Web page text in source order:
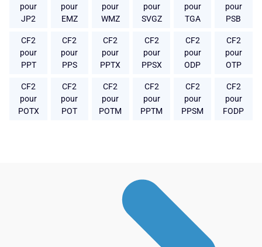
pour
JP2
pour
EMZ
pour
WMZ
pour
SVGZ
pour
TGA
pour
PSB
CF2
pour
PPT
CF2
pour
PPS
CF2
pour
PPTX
CF2
pour
PPSX
CF2
pour
ODP
CF2
pour
OTP
CF2
pour
POTX
CF2
pour
POT
CF2
pour
POTM
CF2
pour
PPTM
CF2
pour
PPSM
CF2
pour
FODP